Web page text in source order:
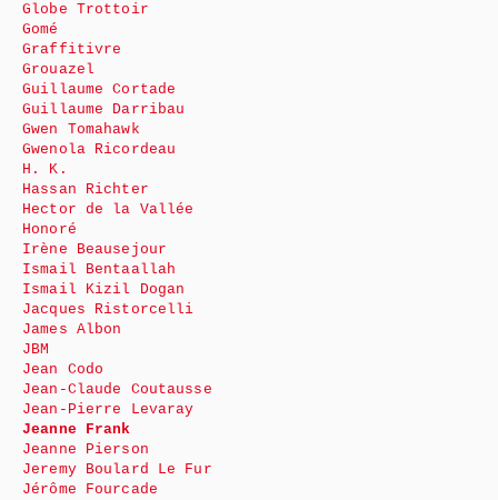
Globe Trottoir
Gomé
Graffitivre
Grouazel
Guillaume Cortade
Guillaume Darribau
Gwen Tomahawk
Gwenola Ricordeau
H. K.
Hassan Richter
Hector de la Vallée
Honoré
Irène Beausejour
Ismail Bentaallah
Ismail Kizil Dogan
Jacques Ristorcelli
James Albon
JBM
Jean Codo
Jean-Claude Coutausse
Jean-Pierre Levaray
Jeanne Frank
Jeanne Pierson
Jeremy Boulard Le Fur
Jérôme Fourcade